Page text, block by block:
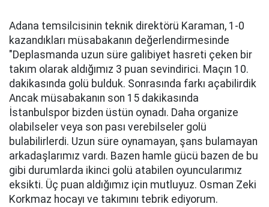
Adana temsilcisinin teknik direktörü Karaman, 1-0
kazandıkları müsabakanın değerlendirmesinde
"Deplasmanda uzun süre galibiyet hasreti çeken bir
takım olarak aldığımız 3 puan sevindirici. Maçın 10.
dakikasında golü bulduk. Sonrasında farkı açabilirdik
Ancak müsabakanın son 15 dakikasında
İstanbulspor bizden üstün oynadı. Daha organize
olabilseler veya son pası verebilseler golü
bulabilirlerdi. Uzun süre oynamayan, şans bulamayan
arkadaşlarımız vardı. Bazen hamle gücü bazen de bu
gibi durumlarda ikinci golü atabilen oyuncularımız
eksikti. Üç puan aldığımız için mutluyuz. Osman Zeki
Korkmaz hocayı ve takımını tebrik ediyorum.